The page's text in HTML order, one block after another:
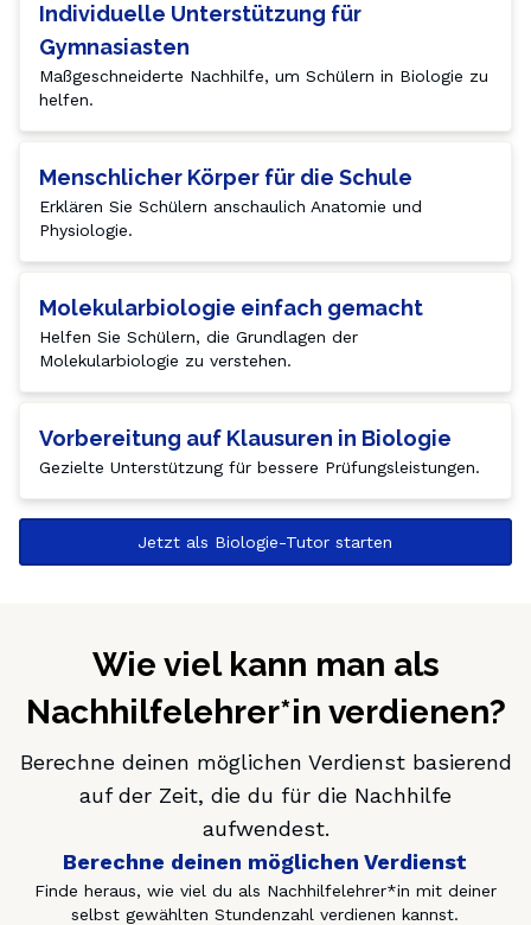
Individuelle Unterstützung für
Gymnasiasten
Maßgeschneiderte Nachhilfe, um Schülern in Biologie zu
helfen.
Menschlicher Körper für die Schule
Erklären Sie Schülern anschaulich Anatomie und
Physiologie.
Molekularbiologie einfach gemacht
Helfen Sie Schülern, die Grundlagen der
Molekularbiologie zu verstehen.
Vorbereitung auf Klausuren in Biologie
Gezielte Unterstützung für bessere Prüfungsleistungen.
Jetzt als Biologie-Tutor starten
Wie viel kann man als
Nachhilfelehrer*in verdienen?
Berechne deinen möglichen Verdienst basierend
auf der Zeit, die du für die Nachhilfe
aufwendest.
Berechne deinen möglichen Verdienst
Finde heraus, wie viel du als Nachhilfelehrer*in mit deiner
selbst gewählten Stundenzahl verdienen kannst.